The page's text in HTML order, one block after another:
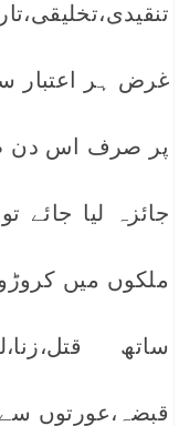
غرض ہر اعتبار
پر صرف اس دن
ملکوں میں
ساتھ
قبضہ،عورتوں سے